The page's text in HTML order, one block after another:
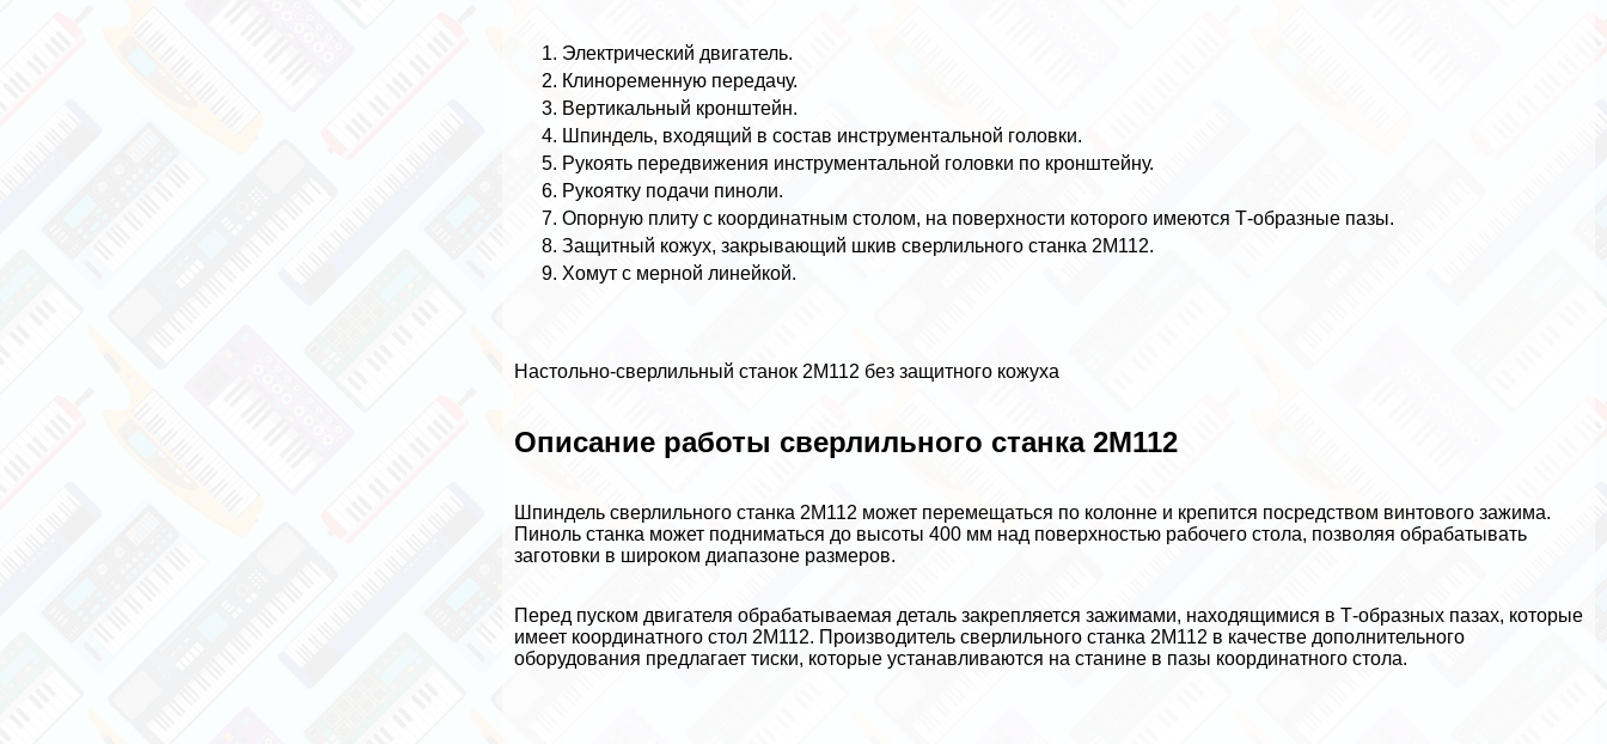
Электрический двигатель.
Клиноременную передачу.
Вертикальный кронштейн.
Шпиндель, входящий в состав инструментальной головки.
Рукоять передвижения инструментальной головки по кронштейну.
Рукоятку подачи пиноли.
Опopную плиту с координатным столом, на поверхности которого имеются Т-образные пазы.
Защитный кожух, закрывающий шкив сверлильного станка 2М112.
Хомут с мерной линейкой.
Настольно-сверлильный станок 2М112 без защитного кожуха
Описание работы сверлильного станка 2М112
Шпиндель сверлильного станка 2М112 может перемещаться по колонне и крепится посредством винтового зажима.
Пиноль станка может подниматься до высоты 400 мм над поверхностью рабочего стола, позволяя обpaбатывать
заготовки в широком диапазоне размеров.
Перед пуском двигателя обpaбатываемая деталь закрепляется зажимами, находящимися в Т-образных пазах, которые
имеет координатного стол 2М112. Производитель сверлильного станка 2М112 в качестве дополнительного
оборудования предлагает тиски, которые устанавливаются на станине в пазы координатного стола.